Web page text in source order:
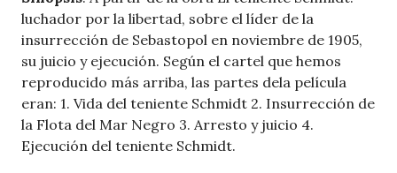
luchador por la libertad, sobre el líder de la
insurrección de Sebastopol en noviembre de 1905,
su juicio y ejecución. Según el cartel que hemos
reproducido más arriba, las partes dela película
eran: 1. Vida del teniente Schmidt 2. Insurrección de
la Flota del Mar Negro 3. Arresto y juicio 4.
Ejecución del teniente Schmidt.